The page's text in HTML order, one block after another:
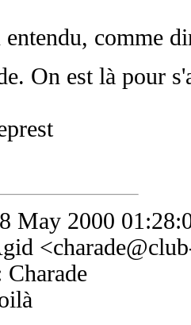
comme
On est là pour
May 2000
<